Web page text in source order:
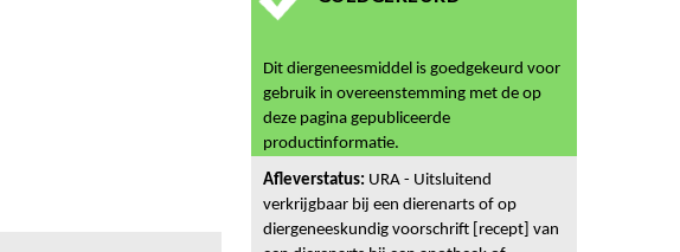
Dit diergeneesmiddel is goedgekeurd voor
gebruik in overeenstemming met de op
deze pagina gepubliceerde
productinformatie.
Afleverstatus: URA - Uitsluitend
verkrijgbaar bij een dierenarts of op
diergeneeskundig voorschrift [recept] van